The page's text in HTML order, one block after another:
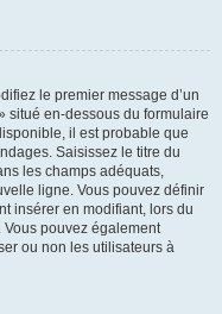
le premier message d’un
situé en-dessous du formulaire
il est probable que
Saisissez le titre du
les champs adéquats,
ligne. Vous pouvez définir
insérer en modifiant, lors du
pouvez également
ou non les utilisateurs à